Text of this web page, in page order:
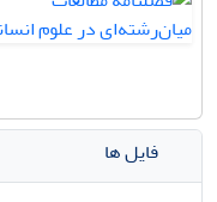
فایل ها